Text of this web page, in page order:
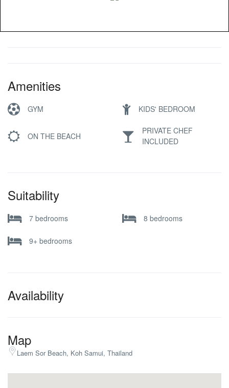
Amenities
GYM KIDS' BEDROOM
ON THE BEACH
PRIVATE CHEF
INCLUDED
Suitability
7 bedrooms 8 bedrooms
9+ bedrooms
Availability
Map
Laem Sor Beach, Koh Samui, Thailand